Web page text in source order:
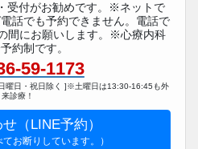
受付がお勧めです。※ネットで
話でも予約できません。電話で
間にお願いします。※心療内科
約制です。
59-1173
曜日・祝日除く ]※土曜日は13:30-16:45も外
来診療！
（LINE予約）
てお断りしています。）